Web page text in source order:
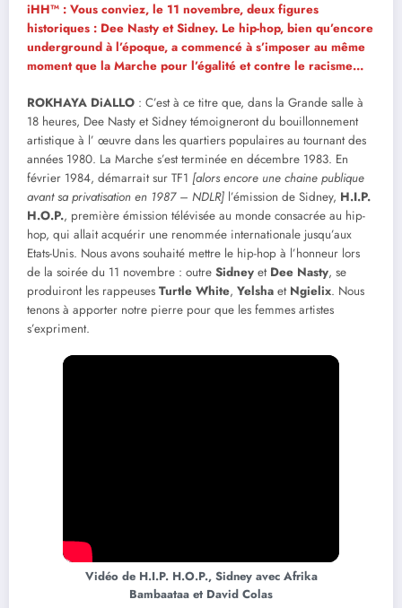
iHH™ : Vous conviez, le 11 novembre, deux figures
historiques : Dee Nasty et Sidney. Le hip-hop, bien qu’encore
underground à l’époque, a commencé à s’imposer au même
moment que la Marche pour l’égalité et contre le racisme…
ROKHAYA DiALLO : C’est à ce titre que, dans la Grande salle à
18 heures, Dee Nasty et Sidney témoigneront du bouillonnement
artistique à l’ œuvre dans les quartiers populaires au tournant des
années 1980. La Marche s’est terminée en décembre 1983. En
février 1984, démarrait sur TF1 [alors encore une chaine publique
avant sa privatisation en 1987 – NDLR] l’émission de Sidney, H.I.P.
H.O.P., première émission télévisée au monde consacrée au hip-
hop, qui allait acquérir une renommée internationale jusqu’aux
Etats-Unis. Nous avons souhaité mettre le hip-hop à l’honneur lors
de la soirée du 11 novembre : outre Sidney et Dee Nasty, se
produiront les rappeuses Turtle White, Yelsha et Ngielix. Nous
tenons à apporter notre pierre pour que les femmes artistes
s’expriment.
Vidéo de H.I.P. H.O.P., Sidney avec Afrika
Bambaataa et David Colas